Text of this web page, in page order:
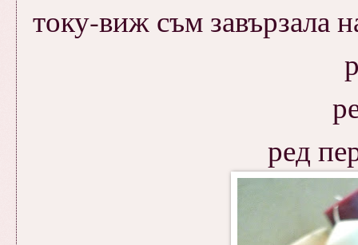
току-виж съм завързала
ред